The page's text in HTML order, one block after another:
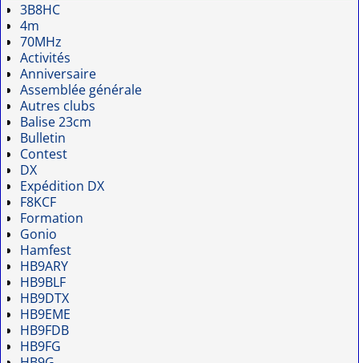
3B8HC
4m
70MHz
Activités
Anniversaire
Assemblée générale
Autres clubs
Balise 23cm
Bulletin
Contest
DX
Expédition DX
F8KCF
Formation
Gonio
Hamfest
HB9ARY
HB9BLF
HB9DTX
HB9EME
HB9FDB
HB9FG